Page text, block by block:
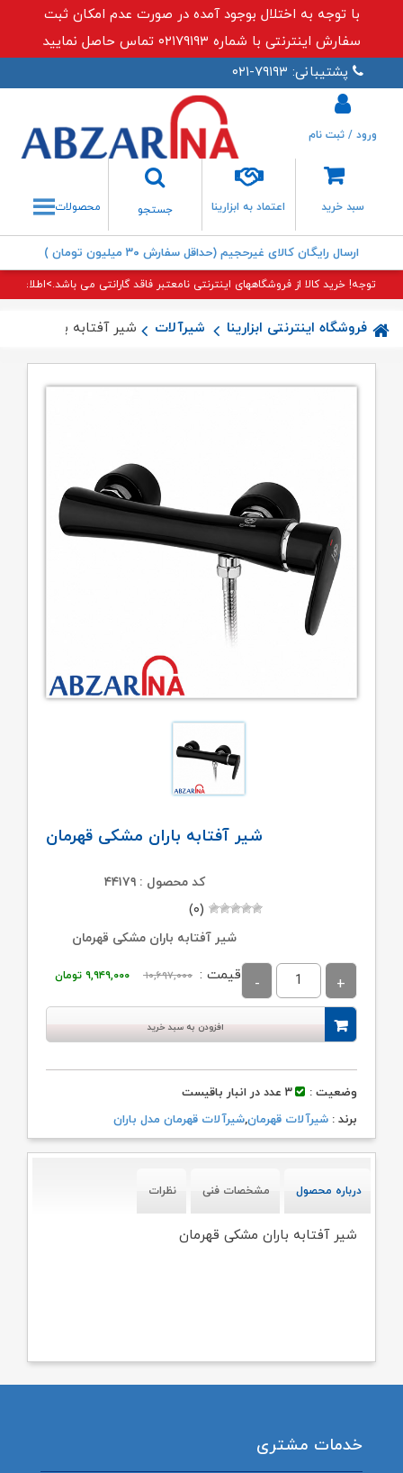
با توجه به اختلال بوجود آمده در صورت عدم امکان ثبت
سفارش اینترنتی با شماره ۰۲۱۷۹۱۹۳ تماس حاصل نمایید
پشتیبانی: ۷۹۱۹۳-۰۲۱
سبد خرید اعتماد به ابزارینا
جستجو
جستجو
ورود / ثبت نام
محصولات
ارسال رایگان کالای غیرحجیم (حداقل سفارش ۳۰ میلیون تومان )
توجه! خرید کالا از فروشگاههای اینترنتی نامعتبر فاقد گارانتی می باشد.>اطلاعات
فروشگاه اینترنتی ابزارینا شیرآلات شیر آفتابه باران
شیر آفتابه باران مشکی قهرمان
کد محصول : ۴۴۱۷۹
(۰)
شیر آفتابه باران مشکی قهرمان
قیمت : ۱۰,۶۹۷,۰۰۰
قیمت
اصلی:
۱۰,۶۹۷,۰۰۰ تومان
۹,۹۴۹,۰۰۰ تومان
افزودن به سبد خرید
وضعیت :
۳ عدد در انبار باقیست
برند : شیرآلات قهرمان,شیرآلات قهرمان مدل باران
درباره محصول مشخصات فنی نظرات
شیر آفتابه باران مشکی قهرمان
خدمات مشتری